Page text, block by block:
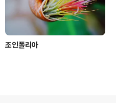
조인폴리아